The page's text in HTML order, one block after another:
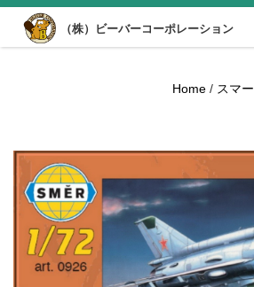
Desktop View
（株）ビーバーコーポレーション
Home / スマー